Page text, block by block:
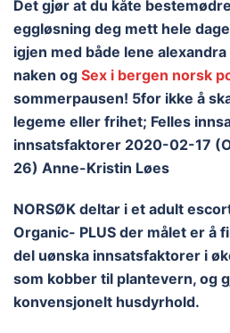
Det gjør at du kåte
eggløsning deg mett hele
igjen med både lene
naken og Sex i bergen norsk
sommerpausen! 5for ikke å
legeme eller frihet; Felles
innsatsfaktorer 2020-02-17
26) Anne-Kristin Løes
NORSØK deltar i et adult
Organic- PLUS der målet er å
del uønska innsatsfaktorer i
som kobber til plantevern, og
konvensjonelt husdyrhold.